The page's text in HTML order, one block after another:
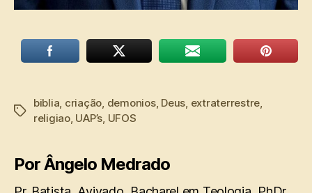
Tags
biblia, criação, demonios, Deus, extraterrestre,
religiao, UAP’s, UFOS
Por Ângelo Medrado